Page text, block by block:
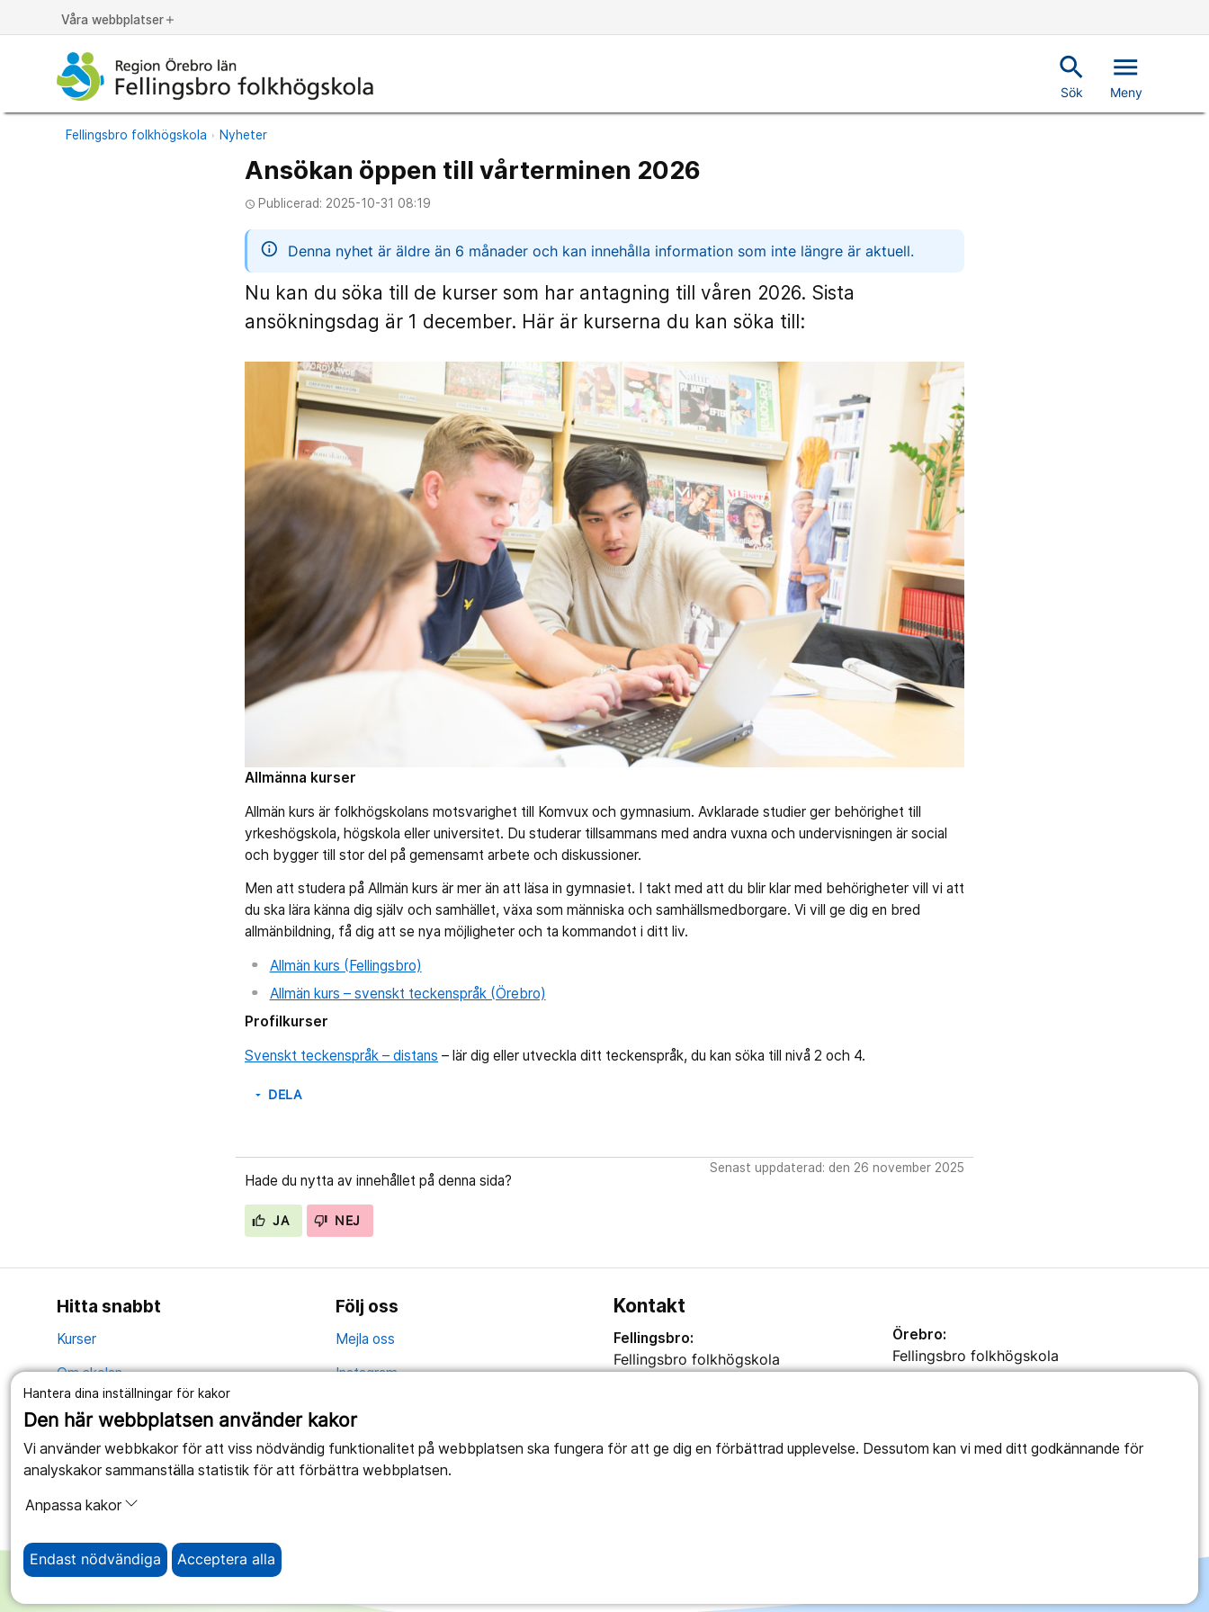
Hantera dina inställningar för kakor
Den här webbplatsen använder kakor
Vi använder webbkakor för att viss nödvändig funktionalitet på webbplatsen ska fungera för att ge dig en förbättrad upplevelse. Dessutom kan vi med ditt godkännande för
analyskakor sammanställa statistik för att förbättra webbplatsen.
Anpassa kakor
Endast nödvändiga Acceptera alla
Våra webbplatser add
search
Sök
menu
Meny
Fellingsbro folkhögskola Nyheter
Ansökan öppen till vårterminen 2026
access_time Publicerad: 2025-10-31 08:19
information
Denna nyhet är äldre än 6 månader och kan innehålla information som inte längre är aktuell.
Nu kan du söka till de kurser som har antagning till våren 2026. Sista
ansökningsdag är 1 december. Här är kurserna du kan söka till:
Allmänna kurser
Allmän kurs är folkhögskolans motsvarighet till Komvux och gymnasium. Avklarade studier ger behörighet till
yrkeshögskola, högskola eller universitet. Du studerar tillsammans med andra vuxna och undervisningen är social
och bygger till stor del på gemensamt arbete och diskussioner.
Men att studera på Allmän kurs är mer än att läsa in gymnasiet. I takt med att du blir klar med behörigheter vill vi att
du ska lära känna dig själv och samhället, växa som människa och samhällsmedborgare. Vi vill ge dig en bred
allmänbildning, få dig att se nya möjligheter och ta kommandot i ditt liv.
Allmän kurs (Fellingsbro)
Allmän kurs – svenskt teckenspråk (Örebro)
Profilkurser
Svenskt teckenspråk – distans – lär dig eller utveckla ditt teckenspråk, du kan söka till nivå 2 och 4.
arrow_drop_down DELA
Hade du nytta av innehållet på denna sida?
JA NEJ
Senast uppdaterad: den 26 november 2025
Hitta snabbt
Kurser
Om skolan
Nyheter
Matsedel
Vägbeskrivning
Följ oss
Mejla oss
Instagram
Facebook
Kontakt
Fellingsbro:
Fellingsbro folkhögskola
Besöksadress: Bergsvägen 2
Örebro:
Fellingsbro folkhögskola
Klerkgatan 16